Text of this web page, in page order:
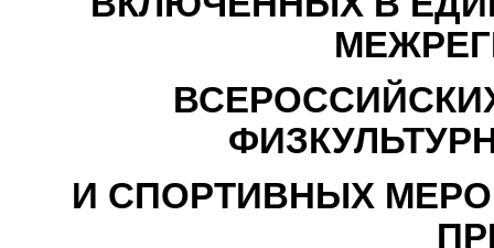
И СПОРТИВНЫХ